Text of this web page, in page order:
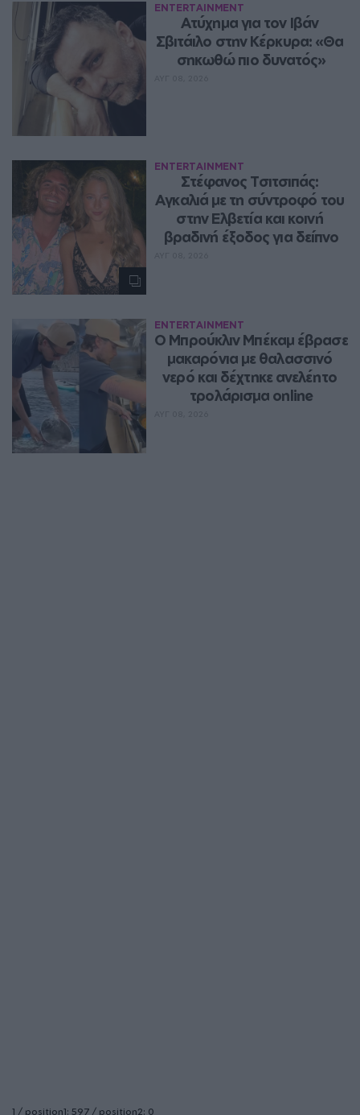
ENTERTAINMENT
Ατύχημα για τον Ιβάν
Σβιτάιλο στην Κέρκυρα: «Θα
σηκωθώ πιο δυνατός»
ENTERTAINMENT
Στέφανος Τσιτσιπάς:
Αγκαλιά με τη σύντροφό του
στην Ελβετία και κοινή
βραδινή έξοδος για δείπνο
ENTERTAINMENT
Ο Μπρούκλιν Μπέκαμ έβρασε
μακαρόνια με θαλασσινό
νερό και δέχτηκε ανελέητο
τρολάρισμα online
1 / position1: 597 / position2: 0